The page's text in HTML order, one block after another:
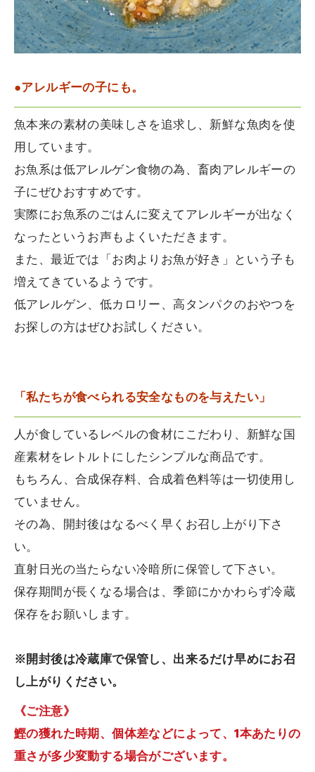
●アレルギーの子にも。
魚本来の素材の美味しさを追求し、新鮮な魚肉を使
用しています。
お魚系は低アレルゲン食物の為、畜肉アレルギーの
子にぜひおすすめです。
実際にお魚系のごはんに変えてアレルギーが出なく
なったというお声もよくいただきます。
また、最近では「お肉よりお魚が好き」という子も
増えてきているようです。
低アレルゲン、低カロリー、高タンパクのおやつを
お探しの方はぜひお試しください。
「私たちが食べられる安全なものを与えたい」
人が食しているレベルの食材にこだわり、新鮮な国
産素材をレトルトにしたシンプルな商品です。
もちろん、合成保存料、合成着色料等は一切使用し
ていません。
その為、開封後はなるべく早くお召し上がり下さ
い。
直射日光の当たらない冷暗所に保管して下さい。
保存期間が長くなる場合は、季節にかかわらず冷蔵
保存をお願いします。
※開封後は冷蔵庫で保管し、出来るだけ早めにお召
し上がりください。
《ご注意》
鰹の獲れた時期、個体差などによって、1本あたりの
重さが多少変動する場合がございます。